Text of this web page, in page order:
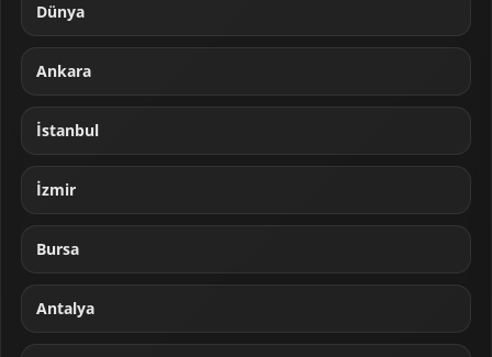
Dünya
Ankara
İstanbul
İzmir
Bursa
Antalya